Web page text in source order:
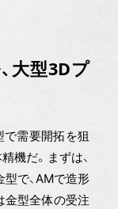
大型3Dプ
需要開拓を狙
機だ。まずは、
で、AMで造形
金型全体の受注